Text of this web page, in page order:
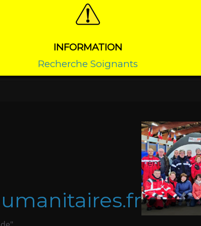
INFORMATION
Recherche Soignants
Précédent